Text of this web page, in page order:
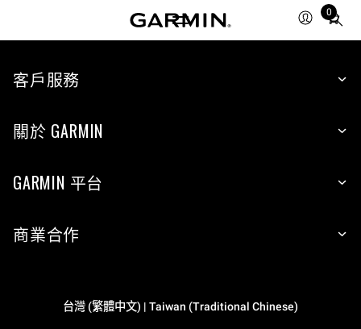
0
Total
客戶服務
關於 GARMIN
GARMIN 平台
商業合作
台灣 (繁體中文) | Taiwan (Traditional Chinese)